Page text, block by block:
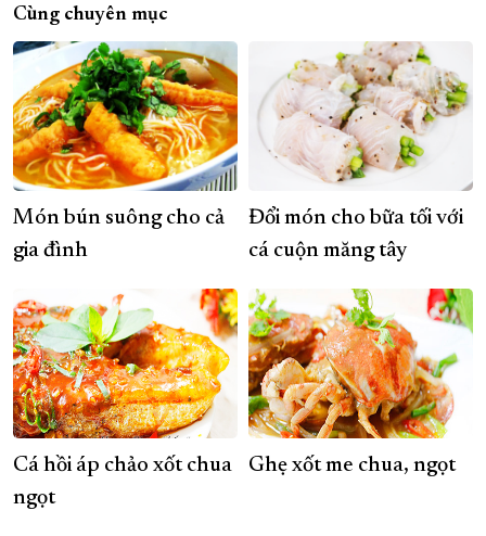
Cùng chuyên mục
Món bún suông cho cả
gia đình
Đổi món cho bữa tối với
cá cuộn măng tây
Cá hồi áp chảo xốt chua
ngọt
Ghẹ xốt me chua, ngọt